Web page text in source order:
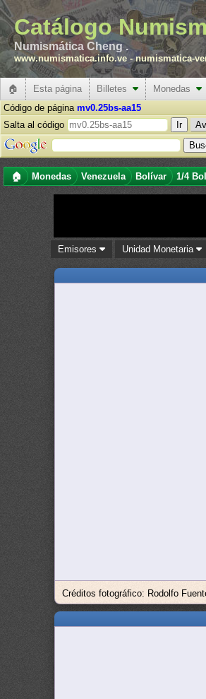
Catálogo
Numismática Cheng .
www.numismatica.info.ve -numismatica-
🏠 Esta página Billetes Monedas
Código de página mv0.25bs-aa15
Salta al código
🏠 Monedas Venezuela Bolívar 1/4
Emisores Unidad Monetaria
Créditos fotográfico: Rodolfo